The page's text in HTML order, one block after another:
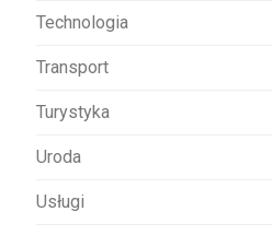
Technologia
Transport
Turystyka
Uroda
Usługi